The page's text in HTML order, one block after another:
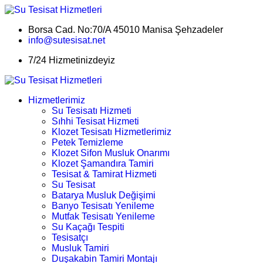
Borsa Cad. No:70/A 45010 Manisa Şehzadeler
info@sutesisat.net
7/24 Hizmetinizdeyiz
Hizmetlerimiz
Su Tesisatı Hizmeti
Sıhhi Tesisat Hizmeti
Klozet Tesisatı Hizmetlerimiz
Petek Temizleme
Klozet Sifon Musluk Onarımı
Klozet Şamandıra Tamiri
Tesisat & Tamirat Hizmeti
Su Tesisat
Batarya Musluk Değişimi
Banyo Tesisatı Yenileme
Mutfak Tesisatı Yenileme
Su Kaçağı Tespiti
Tesisatçı
Musluk Tamiri
Duşakabin Tamiri Montajı